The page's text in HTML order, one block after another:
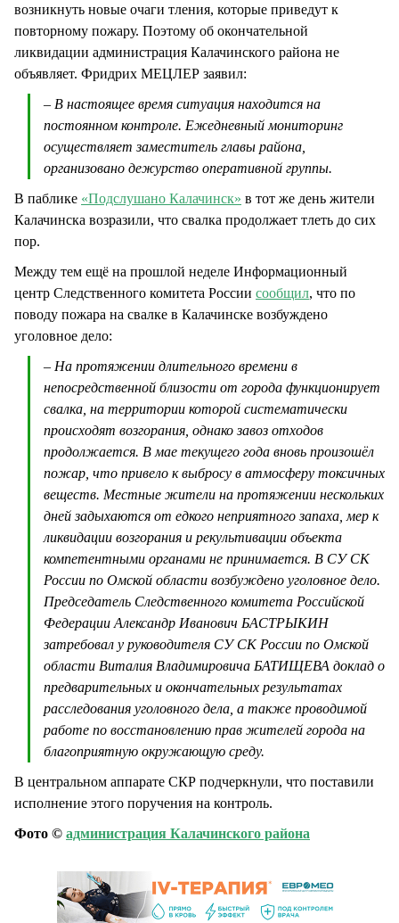
возникнуть новые очаги тления, которые приведут к
повторному пожару. Поэтому об окончательной
ликвидации администрация Калачинского района не
объявляет. Фридрих МЕЦЛЕР заявил:
– В настоящее время ситуация находится на
постоянном контроле. Ежедневный мониторинг
осуществляет заместитель главы района,
организовано дежурство оперативной группы.
В паблике «Подслушано Калачинск» в тот же день жители
Калачинска возразили, что свалка продолжает тлеть до сих
пор.
Между тем ещё на прошлой неделе Информационный
центр Следственного комитета России сообщил, что по
поводу пожара на свалке в Калачинске возбуждено
уголовное дело:
– На протяжении длительного времени в
непосредственной близости от города функционирует
свалка, на территории которой систематически
происходят возгорания, однако завоз отходов
продолжается. В мае текущего года вновь произошёл
пожар, что привело к выбросу в атмосферу токсичных
веществ. Местные жители на протяжении нескольких
дней задыхаются от едкого неприятного запаха, мер к
ликвидации возгорания и рекультивации объекта
компетентными органами не принимается. В СУ СК
России по Омской области возбуждено уголовное дело.
Председатель Следственного комитета Российской
Федерации Александр Иванович БАСТРЫКИН
затребовал у руководителя СУ СК России по Омской
области Виталия Владимировича БАТИЩЕВА доклад о
предварительных и окончательных результатах
расследования уголовного дела, а также проводимой
работе по восстановлению прав жителей города на
благоприятную окружающую среду.
В центральном аппарате СКР подчеркнули, что поставили
исполнение этого поручения на контроль.
Фото © администрация Калачинского района